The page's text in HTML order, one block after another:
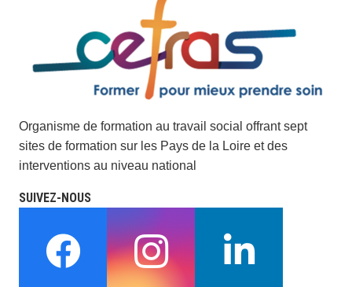
Organisme de formation au travail social offrant sept
sites de formation sur les Pays de la Loire et des
interventions au niveau national
SUIVEZ-NOUS